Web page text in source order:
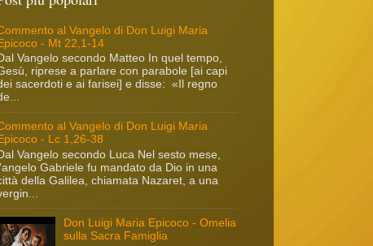
al Vangelo di Don Luigi Maria
- Mt 22,1-14
Vangelo secondo Matteo In quel tempo,
riprese a parlare con parabole [ai capi
sacerdoti e ai farisei] e disse: «Il regno
al Vangelo di Don Luigi Maria
- Lc 1,26-38
Vangelo secondo Luca Nel sesto mese,
l'angelo Gabriele fu mandato da Dio in una
della Galilea, chiamata Nazaret, a una
Don Luigi Maria Epicoco - Omelia
sulla Sacra Famiglia